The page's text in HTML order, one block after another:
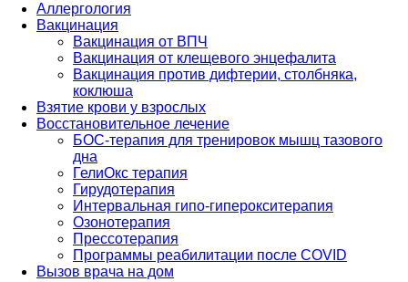
Аллергология
Вакцинация
Вакцинация от ВПЧ
Вакцинация от клещевого энцефалита
Вакцинация против дифтерии, столбняка,
коклюша
Взятие крови у взрослых
Восстановительное лечение
БОС-терапия для тренировок мышц тазового
дна
ГелиОкс терапия
Гирудотерапия
Интервальная гипо-гиперокситерапия
Озонотерапия
Прессотерапия
Программы реабилитации после СOVID
Вызов врача на дом